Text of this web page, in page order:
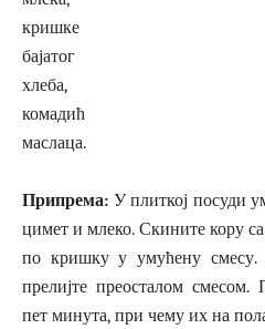
кришке
бајатог
хлеба,
комадић
маслаца.
Припрема: У плиткој посуди
цимет и млеко. Скините кору
по кришку у умућену
прелијте преосталом
пет минута, при чему их на